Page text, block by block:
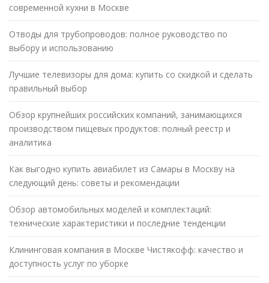
современной кухни в Москве
Отводы для трубопроводов: полное руководство по
выбору и использованию
Лучшие телевизоры для дома: купить со скидкой и сделать
правильный выбор
Обзор крупнейших российских компаний, занимающихся
производством пищевых продуктов: полный реестр и
аналитика
Как выгодно купить авиабилет из Самары в Москву на
следующий день: советы и рекомендации
Обзор автомобильных моделей и комплектаций:
технические характеристики и последние тенденции
Клининговая компания в Москве Чистякофф: качество и
доступность услуг по уборке